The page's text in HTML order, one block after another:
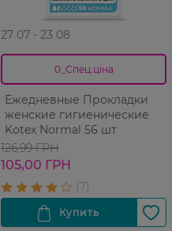
27 07 - 23 08
0_Спец.ціна
Ежедневные Прокладки
женские гигиенические
Kotex Normal 56 шт
126,99 ГРН
105,00 ГРН